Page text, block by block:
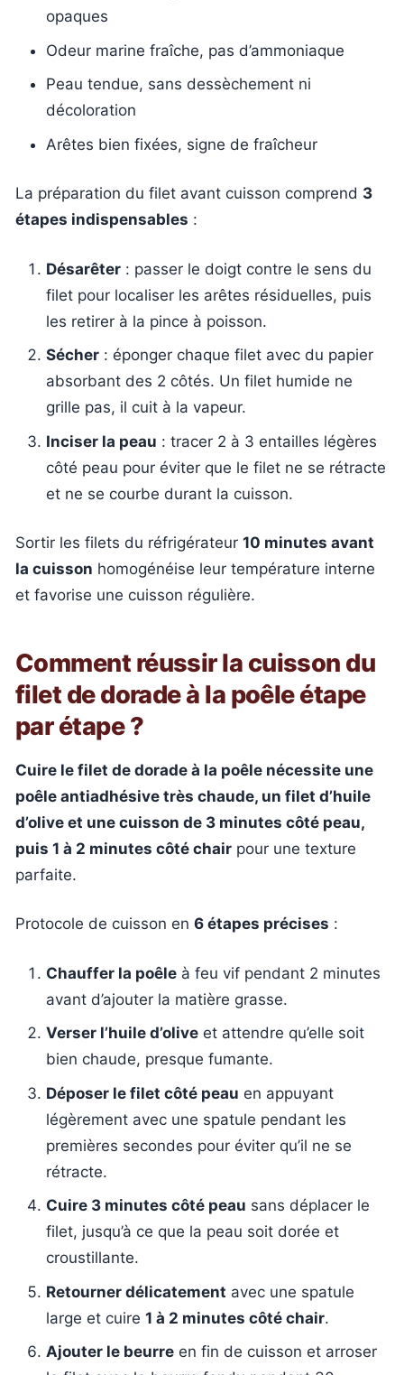
opaques
Odeur marine fraîche, pas d’ammoniaque
Peau tendue, sans dessèchement ni
décoloration
Arêtes bien fixées, signe de fraîcheur
La préparation du filet avant cuisson comprend 3
étapes indispensables :
Désarêter : passer le doigt contre le sens du
filet pour localiser les arêtes résiduelles, puis
les retirer à la pince à poisson.
Sécher : éponger chaque filet avec du papier
absorbant des 2 côtés. Un filet humide ne
grille pas, il cuit à la vapeur.
Inciser la peau : tracer 2 à 3 entailles légères
côté peau pour éviter que le filet ne se rétracte
et ne se courbe durant la cuisson.
Sortir les filets du réfrigérateur 10 minutes avant
la cuisson homogénéise leur température interne
et favorise une cuisson régulière.
Comment réussir la cuisson du
filet de dorade à la poêle étape
par étape ?
Cuire le filet de dorade à la poêle nécessite une
poêle antiadhésive très chaude, un filet d’huile
d’olive et une cuisson de 3 minutes côté peau,
puis 1 à 2 minutes côté chair pour une texture
parfaite.
Protocole de cuisson en 6 étapes précises :
Chauffer la poêle à feu vif pendant 2 minutes
avant d’ajouter la matière grasse.
Verser l’huile d’olive et attendre qu’elle soit
bien chaude, presque fumante.
Déposer le filet côté peau en appuyant
légèrement avec une spatule pendant les
premières secondes pour éviter qu’il ne se
rétracte.
Cuire 3 minutes côté peau sans déplacer le
filet, jusqu’à ce que la peau soit dorée et
croustillante.
Retourner délicatement avec une spatule
large et cuire 1 à 2 minutes côté chair.
Ajouter le beurre en fin de cuisson et arroser